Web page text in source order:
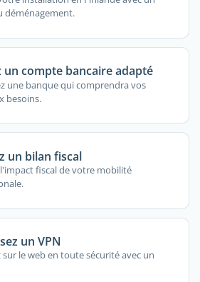
déménagement.
un compte bancaire adapté
une banque qui comprendra vos
besoins.
un bilan fiscal
fiscal de votre mobilité
un VPN
sur le web en toute sécurité avec un